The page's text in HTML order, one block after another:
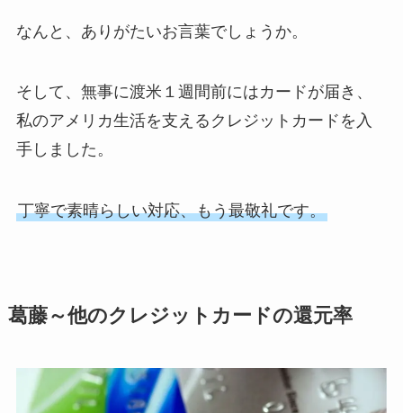
なんと、ありがたいお言葉でしょうか。
そして、無事に渡米１週間前にはカードが届き、
私のアメリカ生活を支えるクレジットカードを入
手しました。
丁寧で素晴らしい対応、もう最敬礼です。
葛藤～他のクレジットカードの還元率